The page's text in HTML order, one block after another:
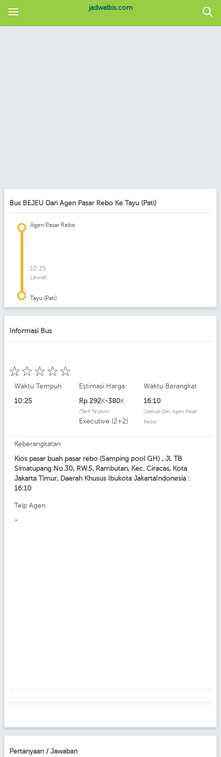
jadwalbis.com
Bus BEJEU Dari Agen Pasar Rebo Ke Tayu (Pati)
Agen Pasar Rebo
10:25
Lewat:
Tayu (Pati)
Informasi Bus
☆
☆
☆
☆
☆
Waktu Tempuh
10:25
Estimasi Harga
Rp 292K-380K
(Tarif Terjauh)
Executive (2+2)
Waktu Berangkat
16:10
(Jadwal Dari Agen Pasar
Rebo)
Keberangkatan
Kios pasar buah pasar rebo (Samping pool GH) , Jl. TB
Simatupang No.30, RW.5, Rambutan, Kec. Ciracas, Kota
Jakarta Timur, Daerah Khusus Ibukota JakartaIndonesia :
16:10
Telp Agen
-
Pertanyaan / Jawaban